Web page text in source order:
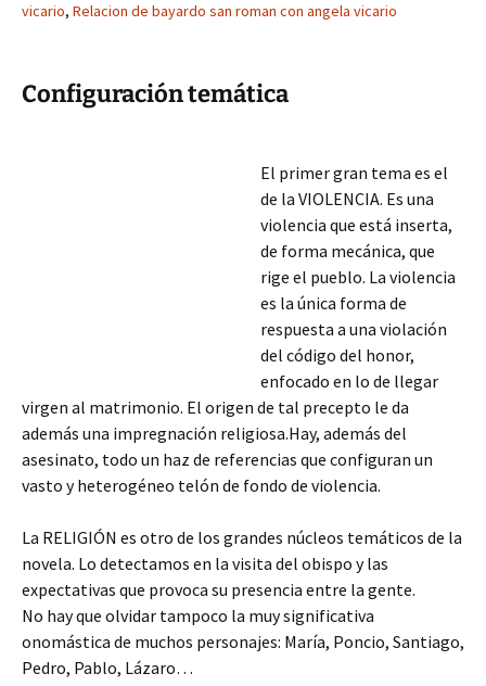
vicario, Relacion de bayardo san roman con angela vicario
Configuración temática
El primer gran tema es el
de la VIOLENCIA. Es una
violencia que está inserta,
de forma mecánica, que
rige el pueblo. La violencia
es la única forma de
respuesta a una violación
del código del honor,
enfocado en lo de llegar
virgen al matrimonio. El origen de tal precepto le da
además una impregnación religiosa.Hay, además del
asesinato, todo un haz de referencias que configuran un
vasto y heterogéneo telón de fondo de violencia.
La RELIGIÓN es otro de los grandes núcleos temáticos de la
novela. Lo detectamos en la visita del obispo y las
expectativas que provoca su presencia entre la gente.
No hay que olvidar tampoco la muy significativa
onomástica de muchos personajes: María, Poncio, Santiago,
Pedro, Pablo, Lázaro…